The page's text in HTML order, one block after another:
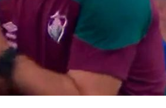
Copa do Brasil 2026: Palpites, Odds e
A obrigação do Fluminense em vencer o Vasco
tricolor
COLUNAS
de ingressos vendidos para Fluminense x